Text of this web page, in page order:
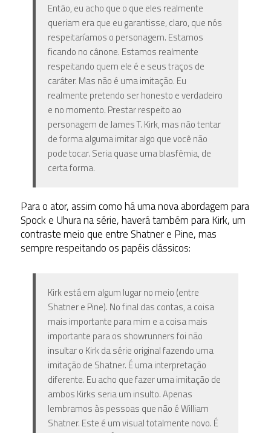
Então, eu acho que o que eles realmente
queriam era que eu garantisse, claro, que nós
respeitaríamos o personagem. Estamos
ficando no cânone. Estamos realmente
respeitando quem ele é e seus traços de
caráter. Mas não é uma imitação. Eu
realmente pretendo ser honesto e verdadeiro
e no momento. Prestar respeito ao
personagem de James T. Kirk, mas não tentar
de forma alguma imitar algo que você não
pode tocar. Seria quase uma blasfêmia, de
certa forma.
Para o ator, assim como há uma nova abordagem para
Spock e Uhura na série, haverá também para Kirk, um
contraste meio que entre Shatner e Pine, mas
sempre respeitando os papéis clássicos:
Kirk está em algum lugar no meio (entre
Shatner e Pine). No final das contas, a coisa
mais importante para mim e a coisa mais
importante para os showrunners foi não
insultar o Kirk da série original fazendo uma
imitação de Shatner. É uma interpretação
diferente. Eu acho que fazer uma imitação de
ambos Kirks seria um insulto. Apenas
lembramos às pessoas que não é William
Shatner. Este é um visual totalmente novo. É